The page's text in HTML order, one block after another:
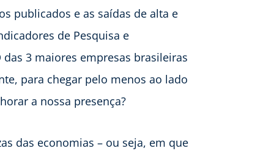
publicados e as saídas de alta e
de Pesquisa e
3 maiores empresas brasileiras
para chegar pelo menos ao lado
a nossa presença?
das economias – ou seja, em que